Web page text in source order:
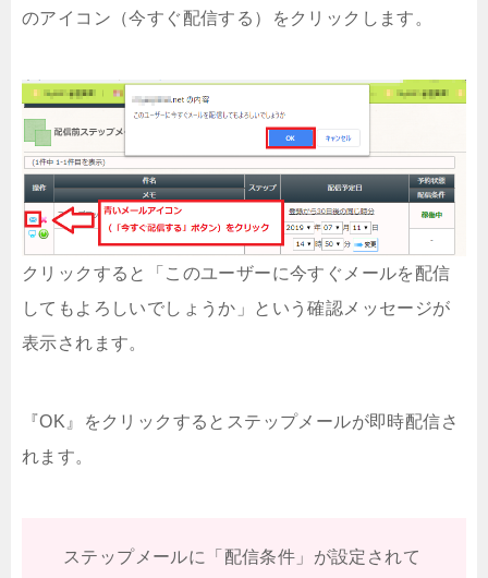
のアイコン（今すぐ配信する）をクリックします。
クリックすると「このユーザーに今すぐメールを配信
してもよろしいでしょうか」という確認メッセージが
表示されます。
『OK』をクリックするとステップメールが即時配信さ
れます。
ステップメールに「配信条件」が設定されて